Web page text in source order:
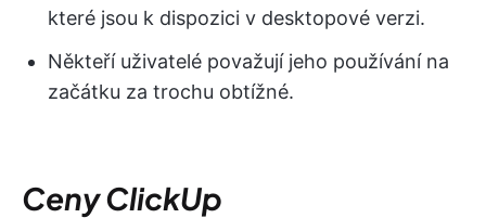
které jsou k dispozici v desktopové verzi.
Někteří uživatelé považují jeho používání na
začátku za trochu obtížné.
Ceny ClickUp